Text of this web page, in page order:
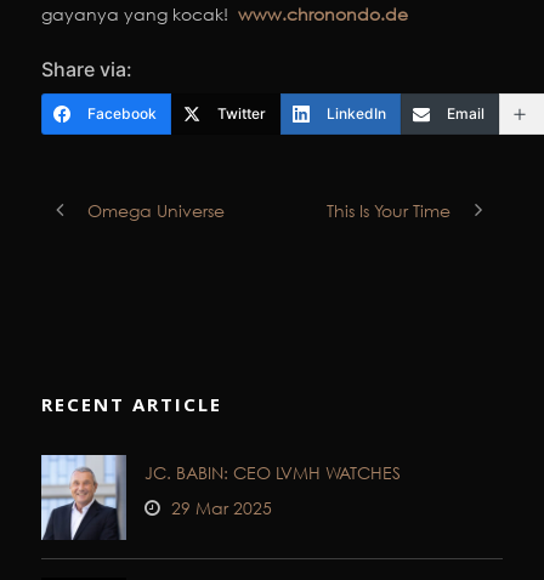
gayanya yang kocak! www.chronondo.de
Share via:
Facebook Twitter LinkedIn Email
Omega Universe This Is Your Time
RECENT ARTICLE
JC. BABIN: CEO LVMH WATCHES
29 Mar 2025